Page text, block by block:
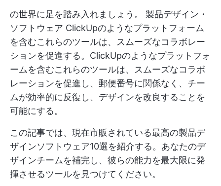
の世界に足を踏み入れましょう。 製品デザイン・
ソフトウェア ClickUpのようなプラットフォーム
を含むこれらのツールは、スムーズなコラボレー
ションを促進する。ClickUpのようなプラットフォ
ームを含むこれらのツールは、スムーズなコラボ
レーションを促進し、郵便番号に関係なく、チー
ムが効率的に反復し、デザインを改良することを
可能にする。
この記事では、現在市販されている最高の製品デ
ザインソフトウェア10選を紹介する。あなたのデ
ザインチームを補完し、彼らの能力を最大限に発
揮させるツールを見つけてください。